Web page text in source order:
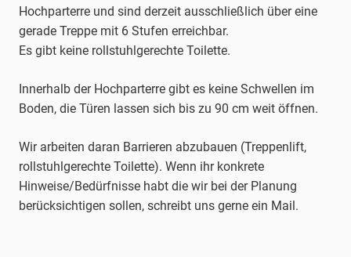
Hochparterre und sind derzeit ausschließlich über eine
gerade Treppe mit 6 Stufen erreichbar.
Es gibt keine rollstuhlgerechte Toilette.
Innerhalb der Hochparterre gibt es keine Schwellen im
Boden, die Türen lassen sich bis zu 90 cm weit öffnen.
Wir arbeiten daran Barrieren abzubauen (Treppenlift,
rollstuhlgerechte Toilette). Wenn ihr konkrete
Hinweise/Bedürfnisse habt die wir bei der Planung
berücksichtigen sollen, schreibt uns gerne ein Mail.